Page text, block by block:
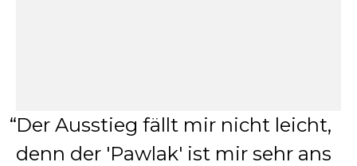
Der Ausstieg fällt mir nicht leicht,
denn der 'Pawlak' ist mir sehr ans